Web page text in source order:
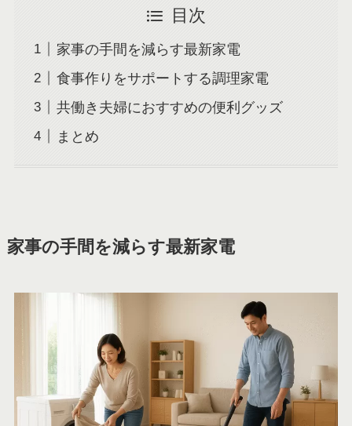
目次
家事の手間を減らす最新家電
食事作りをサポートする調理家電
共働き夫婦におすすめの便利グッズ
まとめ
家事の手間を減らす最新家電